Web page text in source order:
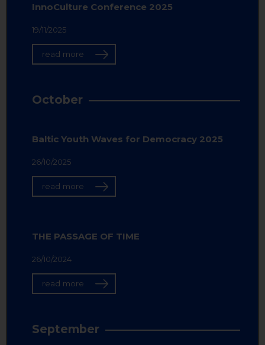
InnoCulture Conference 2025
19/11/2025
read more
October
Baltic Youth Waves for Democracy 2025
26/10/2025
read more
THE PASSAGE OF TIME
26/10/2024
read more
September